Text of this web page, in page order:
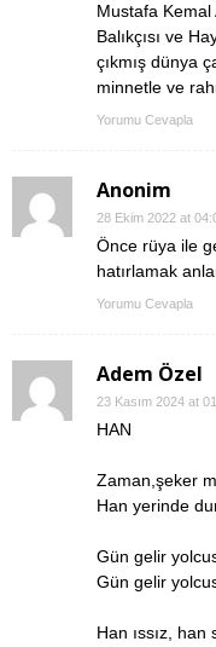
Mustafa Kemal
Balıkçısı ve
çıkmış dünya
minnetle ve
Yorumu Cevapla
Anonim
28 Ekim 2022 at
Önce rüya ile
hatırlamak
Yorumu Cevapla
Adem Özel
23 Kasım 2024 at
HAN
Zaman,şeker
Han yerinde
Gün gelir
Gün gelir
Han ıssız,